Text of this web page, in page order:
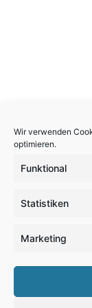
Wir verwenden
optimieren.
Funktional
Statistiken
Marketing